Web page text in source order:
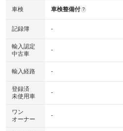
車検 車検整備付 ?
記録簿 -
輸入認定
中古車
-
輸入経路 -
登録済
未使用車
-
ワン
オーナー
-